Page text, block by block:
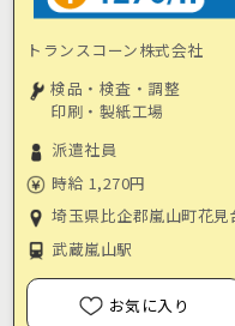
トランスコーン株式会社
検品・検査・調整
印刷・製紙工場
派遣社員
時給 1,270円
埼玉県比企郡嵐山町花見
武蔵嵐山駅
お気に入り